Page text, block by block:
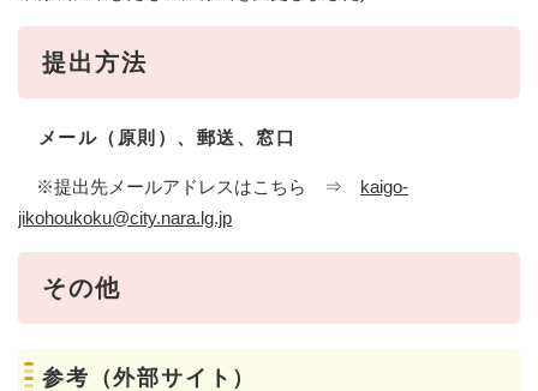
提出方法
メール（原則）、郵送、窓口
※提出先メールアドレスはこちら ⇒ kaigo-
jikohoukoku@city.nara.lg.jp
その他
参考（外部サイト）